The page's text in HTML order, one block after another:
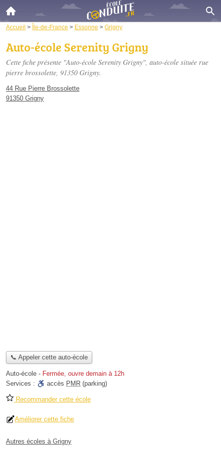
Accueil > Île-de-France > Essonne > Grigny
Auto-école Serenity Grigny
Cette fiche présente "Auto-école Serenity Grigny", auto-école située rue
pierre brossolette, 91350 Grigny.
44 Rue Pierre Brossolette
91350 Grigny
📞 Appeler cette auto-école
Auto-école - Fermée, ouvre demain à 12h
Services :
accès PMR (parking)
Recommander cette école
Améliorer cette fiche
Autres écoles à Grigny